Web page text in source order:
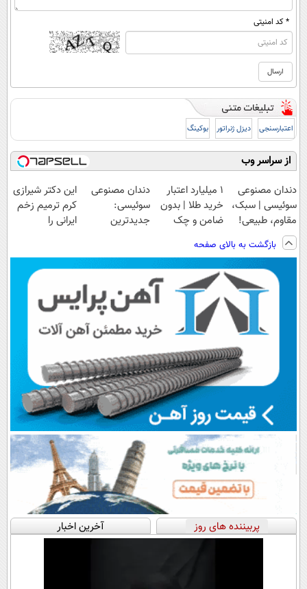
* کد امنیتی
اعتبارسنجی دیزل ژنراتور بوکینگ
از سراسر وب
دندان مصنوعی
سوئیسی | سبک،
مقاوم، طبیعی!
ویزیت
رایگان+پرداخت
اقساطی😍
۱ میلیارد اعتبار
خرید طلا | بدون
ضامن و چک
دندان مصنوعی
سوئیسی:
جدیدترین
پرداخت قسطی
این دکتر شیرازی
کرم ترمیم زخم
ایرانی را
بازگشت به بالای صفحه
پربیننده های روز آخرین اخبار